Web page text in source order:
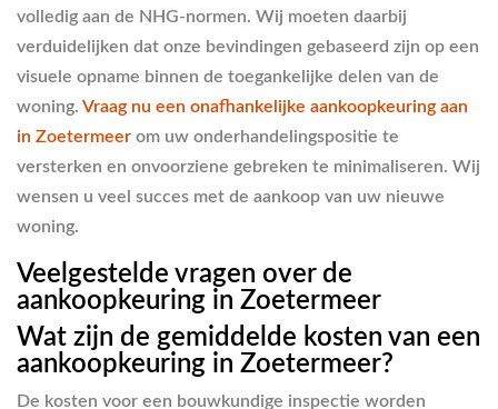
volledig aan de NHG-normen. Wij moeten daarbij
verduidelijken dat onze bevindingen gebaseerd zijn op een
visuele opname binnen de toegankelijke delen van de
woning. Vraag nu een onafhankelijke aankoopkeuring aan
in Zoetermeer om uw onderhandelingspositie te
versterken en onvoorziene gebreken te minimaliseren. Wij
wensen u veel succes met de aankoop van uw nieuwe
woning.
Veelgestelde vragen over de
aankoopkeuring in Zoetermeer
Wat zijn de gemiddelde kosten van een
aankoopkeuring in Zoetermeer?
De kosten voor een bouwkundige inspectie worden